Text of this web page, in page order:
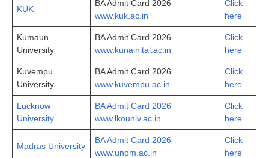
KUK
BA Admit Card 2026
www.kuk.ac.in
Click
here
Kumaun
University
BA Admit Card 2026
www.kunainital.ac.in
Click
here
Kuvempu
University
BA Admit Card 2026
www.kuvempu.ac.in
Click
here
Lucknow
University
BA Admit Card 2026
www.lkouniv.ac.in
Click
here
Madras University
BA Admit Card 2026
www.unom.ac.in
Click
here